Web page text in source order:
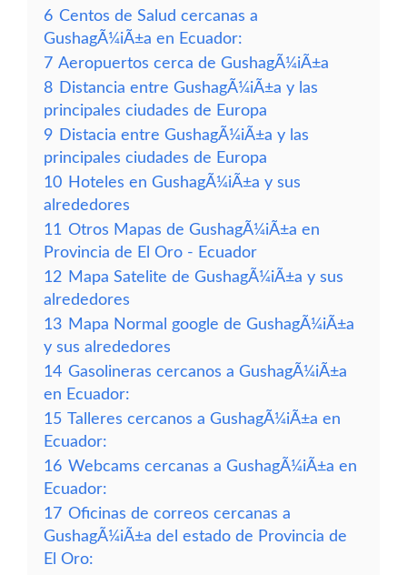
6 Centos de Salud cercanas a
GushagÃ¼iÃ±a en Ecuador:
7 Aeropuertos cerca de GushagÃ¼iÃ±a
8 Distancia entre GushagÃ¼iÃ±a y las
principales ciudades de Europa
9 Distacia entre GushagÃ¼iÃ±a y las
principales ciudades de Europa
10 Hoteles en GushagÃ¼iÃ±a y sus
alrededores
11 Otros Mapas de GushagÃ¼iÃ±a en
Provincia de El Oro - Ecuador
12 Mapa Satelite de GushagÃ¼iÃ±a y sus
alrededores
13 Mapa Normal google de GushagÃ¼iÃ±a
y sus alrededores
14 Gasolineras cercanos a GushagÃ¼iÃ±a
en Ecuador:
15 Talleres cercanos a GushagÃ¼iÃ±a en
Ecuador:
16 Webcams cercanas a GushagÃ¼iÃ±a en
Ecuador:
17 Oficinas de correos cercanas a
GushagÃ¼iÃ±a del estado de Provincia de
El Oro: